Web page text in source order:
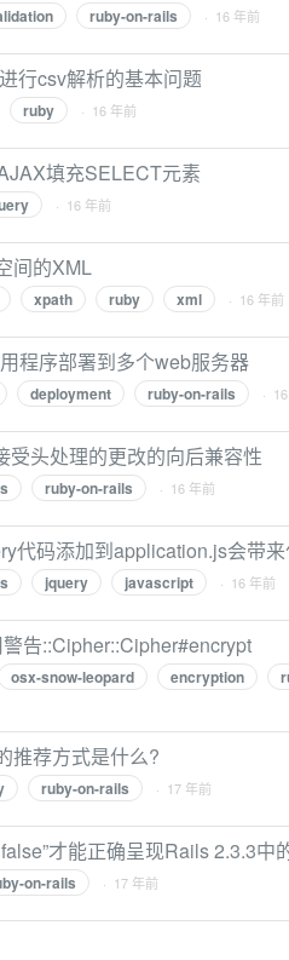
ruby-on-rails · 16 年前
行csv解析的基本问题
ruby · 16 年前
填充SELECT元素
· 16 年前
间的XML
xpath ruby xml · 16 年前
程序部署到多个web服务器
deployment ruby-on-rails ·
受头处理的更改的向后兼容性
ruby-on-rails · 16 年前
代码添加到application.js会带
jquery javascript · 16 年前
告::Cipher::Cipher#encrypt
osx-snow-leopard encryption
推荐方式是什么?
ruby-on-rails · 17 年前
才能正确呈现Rails 2.3.3中
on-rails · 17 年前